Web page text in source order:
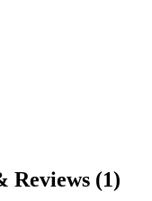
Reviews (1)